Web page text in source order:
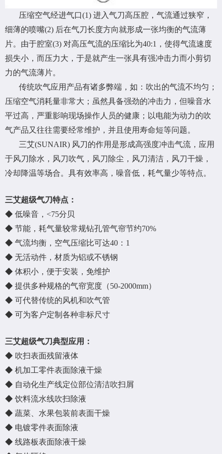
压缩空气经进气口(1) 进入气刀高压腔，气流通过狭窄，
细薄的喷嘴(2) 后在气刀长度方向就形成一张均衡的气流薄
片。由于腔室(3) 对高压气流的压缩比为40:1，使得气流速度
损失小，而压力大，于是就产生一张具有强冲击力而小剪切
力的气流薄片。
传统吹气应用产品有诸多弊端，如：吹出的气流不均匀；
压缩空气消耗量非常大；虽然具备强劲的冲击力，但噪音水
平过高，严重影响现场操作人员的健康；以电能为动力的吹
气产品又往往需要经常维护，并且使用寿命短等问题。
三艾(SUNAIR) 风刀的作用是形成高强度冲击气流，应用
于风刀除水，风刀吹气，风刀除尘，风刀清洁，风刀干燥，
冷却降温等场合。具有效率高，噪音低，耗气量少等特点。
三艾超级气刀特点：
◆ 低噪音，<75分贝
◆ 节能，耗气量较常规钻孔管气帘节约70%
◆ 气流均衡，空气压缩比可达40：1
◆ 无活动件，材质为铝或不锈钢
◆ 体积小，便于安装，免维护
◆ 提供多种规格的气帘宽度（50-2000mm）
◆ 可代替传统的风机和吹气管
◆ 可为客户定制各种非标尺寸
三艾超级气刀典型应用：
◆ 吹扫表面残留液体
◆ 机加工零件表面除液干燥
◆ 自动化生产线定位部位清洁吹扫屑
◆ 饮料流水线吹扫除液
◆ 蔬菜、水果包装前表面干燥
◆ 电镀零件表面除液
◆ 线路板表面除液干燥